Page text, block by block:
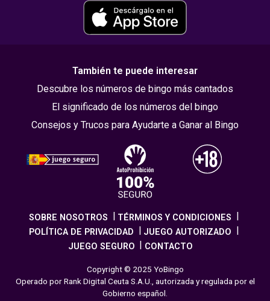
También te puede interesar
Descubre los números de bingo más cantados
El significado de los números del bingo
Consejos y Trucos para Ayudarte a Ganar al Bingo
SOBRE NOSOTROS
TÉRMINOS Y CONDICIONES
POLÍTICA DE PRIVACIDAD
JUEGO AUTORIZADO
JUEGO SEGURO
CONTACTO
Copyright © 2025 YoBingo
Operado por Rank Digital Ceuta S.A.U., autorizada y regulada por el
Gobierno español.